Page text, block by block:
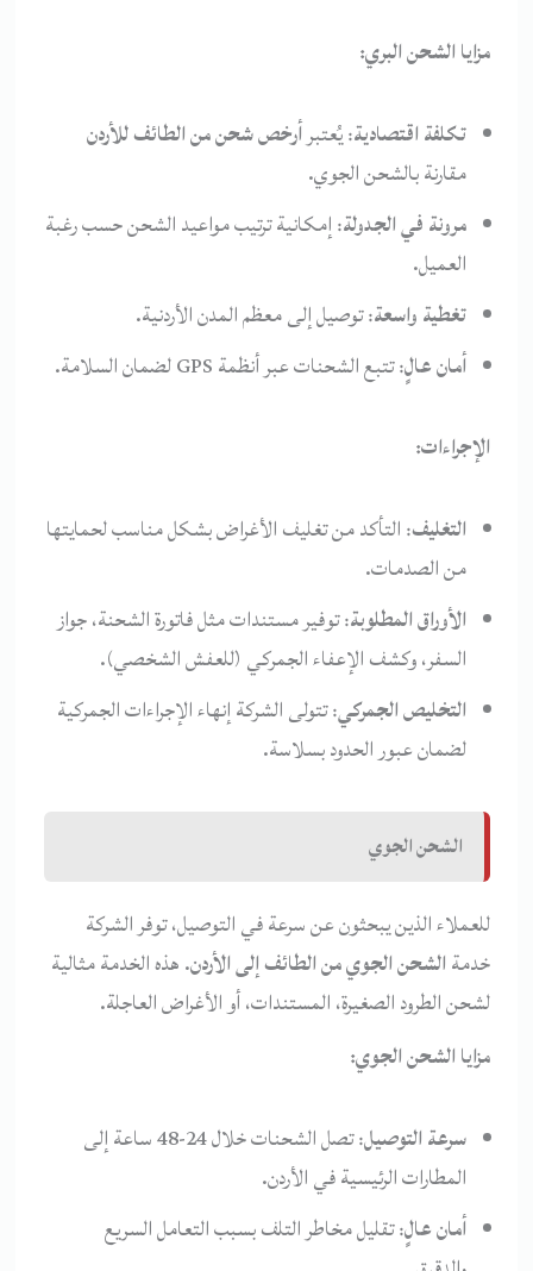
مزايا الشحن البري:
تكلفة اقتصادية: يُعتبرأرخص شحن من الطائف للأردن
مقارنة بالشحن الجوي.
مرونة في الجدولة: إمكانية ترتيب مواعيد الشحن حسب رغبة
العميل.
تغطية واسعة: توصيل إلى معظم المدن الأردنية.
أمان عالٍ: تتبع الشحنات عبر أنظمة GPS لضمان السلامة.
الإجراءات:
التغليف: التأكد من تغليف الأغراض بشكل مناسب لحمايتها
من الصدمات.
الأوراق المطلوبة: توفير مستندات مثل فاتورة الشحنة، جواز
السفر، وكشف الإعفاء الجمركي (للعفش الشخصي).
التخليص الجمركي: تتولى الشركة إنهاء الإجراءات الجمركية
لضمان عبور الحدود بسلاسة.
الشحن الجوي
للعملاء الذين يبحثون عن سرعة في التوصيل، توفر الشركة
خدمةالشحن الجوي من الطائف إلى الأردن. هذه الخدمة مثالية
لشحن الطرود الصغيرة، المستندات، أو الأغراض العاجلة.
مزايا الشحن الجوي:
سرعة التوصيل
: تصل الشحنات خلال 24-48 ساعة إلى
المطارات الرئيسية في الأردن.
أمان عالٍ: تقليل مخاطر التلف بسبب التعامل السريع